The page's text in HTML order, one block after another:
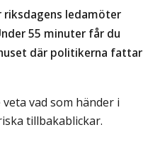
riksdagens ledamöter
55 minuter får du
där politikerna fattar
vad som händer i
tillbakablickar.